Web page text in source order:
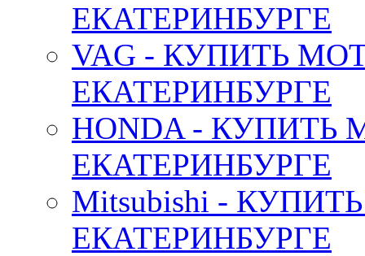
ЕКАТЕРИНБУРГЕ
VAG - КУПИТЬ
ЕКАТЕРИНБУРГЕ
HONDA -
ЕКАТЕРИНБУРГЕ
Mitsubishi -
ЕКАТЕРИНБУРГЕ